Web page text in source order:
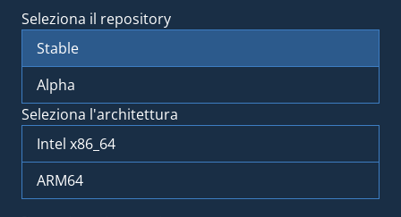
Seleziona il repository
Stable
Alpha
Seleziona l'architettura
Intel x86_64
ARM64